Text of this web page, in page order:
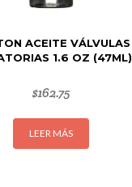
ACEITE VÁLVULAS
1.6 OZ (47ML)
$162.75
LEER MÁS